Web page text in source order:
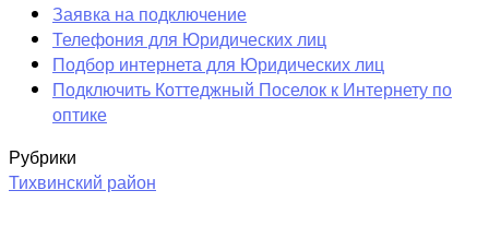
Заявка на подключение
Телефония для Юридических лиц
Подбор интернета для Юридических лиц
Подключить Коттеджный Поселок к Интернету по
оптике
Рубрики
Тихвинский район